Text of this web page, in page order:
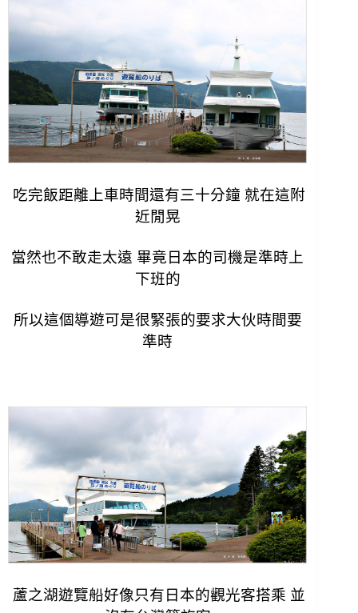
吃完飯距離上車時間還有三十分鐘 就在這附
近閒晃
當然也不敢走太遠 畢竟日本的司機是準時上
下班的
所以這個導遊可是很緊張的要求大伙時間要
準時
蘆之湖遊覽船好像只有日本的觀光客搭乘 並